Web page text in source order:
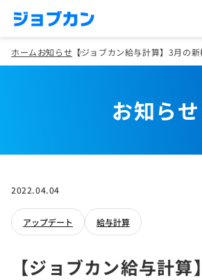
ホームお知らせ 【ジョブカン給与計算】3月の
お知らせ
2022.04.04
アップデート 給与計算
【ジョブカン給与計